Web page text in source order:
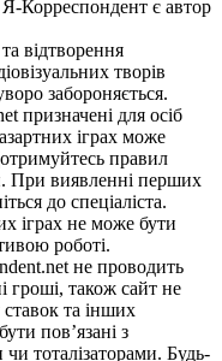
Я-Корреспондент є автор
відтворення
творів
забороняється.
призначені для осіб
іграх може
правил
При виявленні перших
до спеціаліста.
іграх не може бути
роботі.
не проводить
гроші, також сайт не
та інших
пов’язані з
тоталізаторами. Будь-